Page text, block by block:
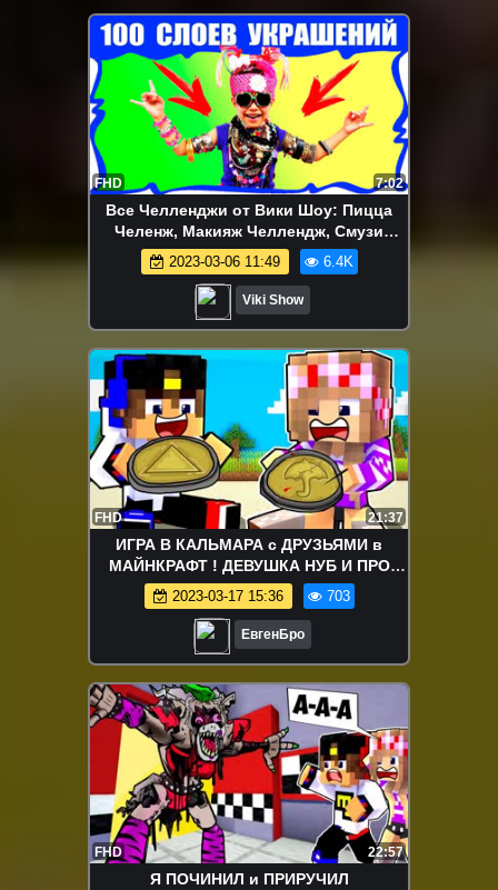
FHD 7:02
Все Челленджи от Вики Шоу: Пицца
Челенж, Макияж Челлендж, Смузи
Челлендж, Блинный Челлендж и др. -
100 СЛОЕВ УКРАШЕНИЙ НА ТЕЛЕ Сто
Слоев ЧЕЛЛЕНДЖ / Вики Шоу
2023-03-06 11:49 6.4K
Viki Show
FHD 21:37
ИГРА В КАЛЬМАРА с ДРУЗЬЯМИ в
МАЙНКРАФТ ! ДЕВУШКА НУБ И ПРО
ВИДЕО ТРОЛЛИНГ ЛОВУШКА
MINECRAFT
2023-03-17 15:36 703
ЕвгенБро
FHD 22:57
Я ПОЧИНИЛ и ПРИРУЧИЛ